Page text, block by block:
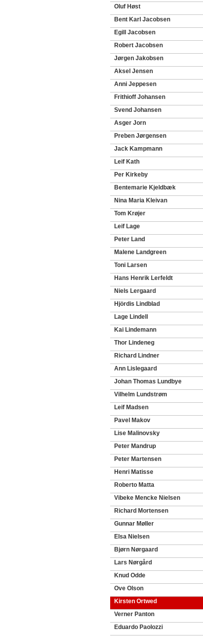
Oluf Høst
Bent Karl Jacobsen
Egill Jacobsen
Robert Jacobsen
Jørgen Jakobsen
Aksel Jensen
Anni Jeppesen
Frithioff Johansen
Svend Johansen
Asger Jorn
Preben Jørgensen
Jack Kampmann
Leif Kath
Per Kirkeby
Bentemarie Kjeldbæk
Nina Maria Kleivan
Tom Krøjer
Leif Lage
Peter Land
Malene Landgreen
Toni Larsen
Hans Henrik Lerfeldt
Niels Lergaard
Hjördis Lindblad
Lage Lindell
Kai Lindemann
Thor Lindeneg
Richard Lindner
Ann Lislegaard
Johan Thomas Lundbye
Vilhelm Lundstrøm
Leif Madsen
Pavel Makov
Lise Malinovsky
Peter Mandrup
Peter Martensen
Henri Matisse
Roberto Matta
Vibeke Mencke Nielsen
Richard Mortensen
Gunnar Møller
Elsa Nielsen
Bjørn Nørgaard
Lars Nørgård
Knud Odde
Ove Olson
Kirsten Ortwed
Verner Panton
Eduardo Paolozzi